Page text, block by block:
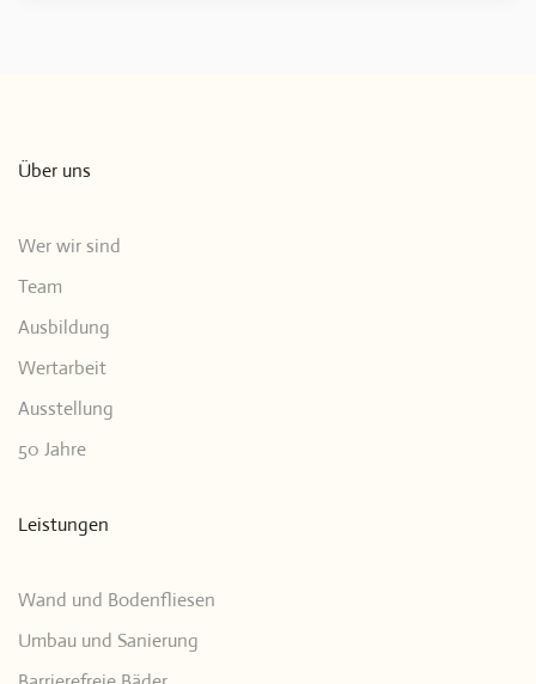
Über uns
Wer wir sind
Team
Ausbildung
Wertarbeit
Ausstellung
50 Jahre
Leistungen
Wand und Bodenfliesen
Umbau und Sanierung